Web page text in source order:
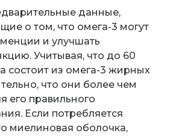
данные,
о том, что омега-3 могут
и улучшать
Учитывая, что до 60
состоит из омега-3 жирных
что они более чем
его правильного
Если потребляется
миелиновая оболочка,